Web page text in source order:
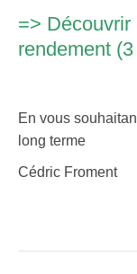
=> Découvrir
rendement
En vous
long terme
Cédric Froment